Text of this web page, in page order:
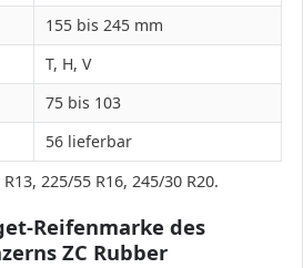
155 bis 245 mm
T, H, V
75 bis 103
56 lieferbar
225/55 R16, 245/30 R20.
Reifenmarke des
ZC Rubber